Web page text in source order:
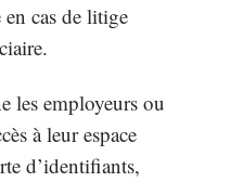
cas de litige
les employeurs ou
à leur espace
d’identifiants,